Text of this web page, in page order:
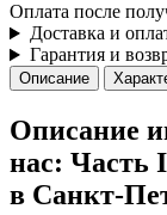
Оплата после
Доставка и
Гарантия и
Описание
Описание
нас: Часть
в Санкт-